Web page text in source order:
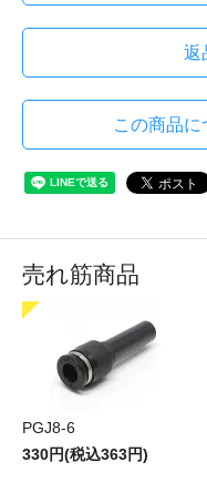
返
この商品に
売れ筋商品
PGJ8-6
330円(税込363円)